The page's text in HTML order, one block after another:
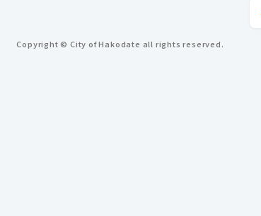
Copyright © City of Hakodate all rights reserved.